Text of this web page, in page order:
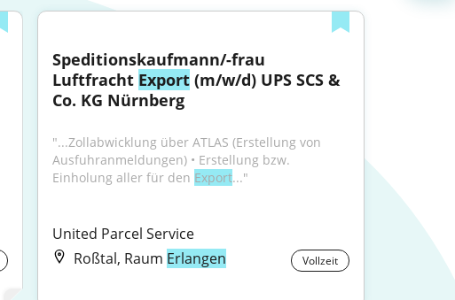
Speditionskaufmann/-frau
Luftfracht Export (m/w/d) UPS SCS &
Co. KG Nürnberg
"...Zollabwicklung über ATLAS (Erstellung von
Ausfuhranmeldungen) • Erstellung bzw.
Einholung aller für den Export..."
United Parcel Service
Roßtal, Raum Erlangen Vollzeit